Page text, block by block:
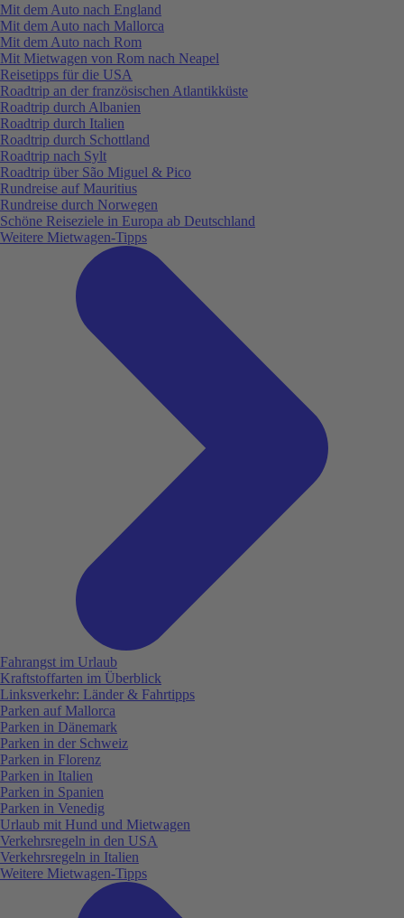
Mit dem Auto nach England
Mit dem Auto nach Mallorca
Mit dem Auto nach Rom
Mit Mietwagen von Rom nach Neapel
Reisetipps für die USA
Roadtrip an der französischen Atlantikküste
Roadtrip durch Albanien
Roadtrip durch Italien
Roadtrip durch Schottland
Roadtrip nach Sylt
Roadtrip über São Miguel & Pico
Rundreise auf Mauritius
Rundreise durch Norwegen
Schöne Reiseziele in Europa ab Deutschland
Weitere Mietwagen-Tipps
Fahrangst im Urlaub
Kraftstoffarten im Überblick
Linksverkehr: Länder & Fahrtipps
Parken auf Mallorca
Parken in Dänemark
Parken in der Schweiz
Parken in Florenz
Parken in Italien
Parken in Spanien
Parken in Venedig
Urlaub mit Hund und Mietwagen
Verkehrsregeln in den USA
Verkehrsregeln in Italien
Weitere Mietwagen-Tipps